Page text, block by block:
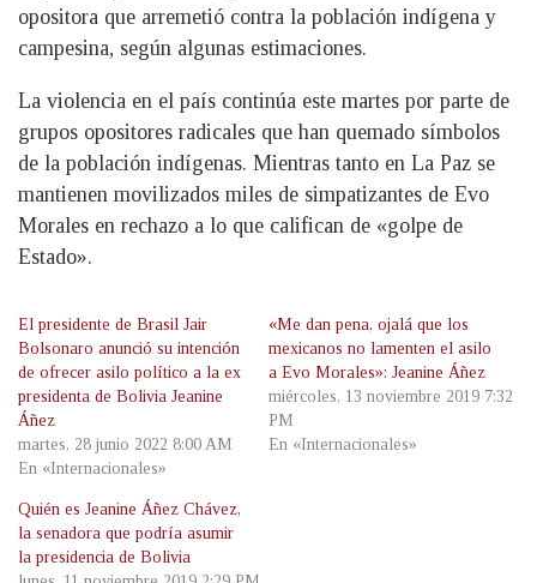
opositora que arremetió contra la población indígena y
campesina, según algunas estimaciones.
La violencia en el país continúa este martes por parte de
grupos opositores radicales que han quemado símbolos
de la población indígenas. Mientras tanto en La Paz se
mantienen movilizados miles de simpatizantes de Evo
Morales en rechazo a lo que califican de «golpe de
Estado».
El presidente de Brasil Jair
Bolsonaro anunció su intención
de ofrecer asilo político a la ex
presidenta de Bolivia Jeanine
Áñez
martes, 28 junio 2022 8:00 AM
En «Internacionales»
«Me dan pena, ojalá que los
mexicanos no lamenten el asilo
a Evo Morales»: Jeanine Áñez
miércoles, 13 noviembre 2019 7:32
PM
En «Internacionales»
Quién es Jeanine Áñez Chávez,
la senadora que podría asumir
la presidencia de Bolivia